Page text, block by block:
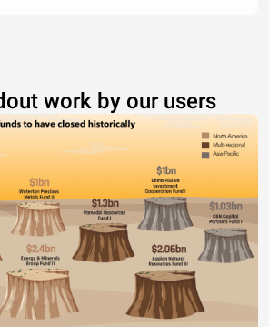
work by our users